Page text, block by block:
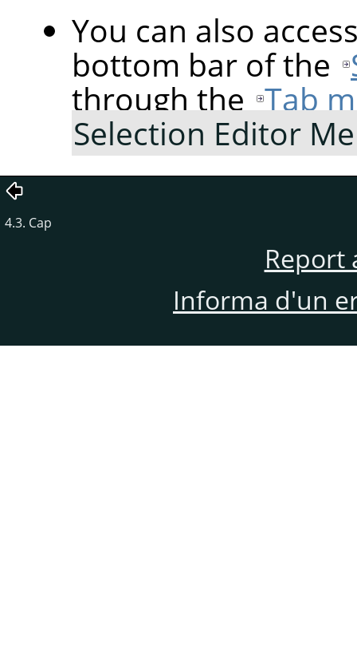
You can also
bottom bar of the
through the Tab
Selection Editor
4.3. Cap
Report
Informa d'un